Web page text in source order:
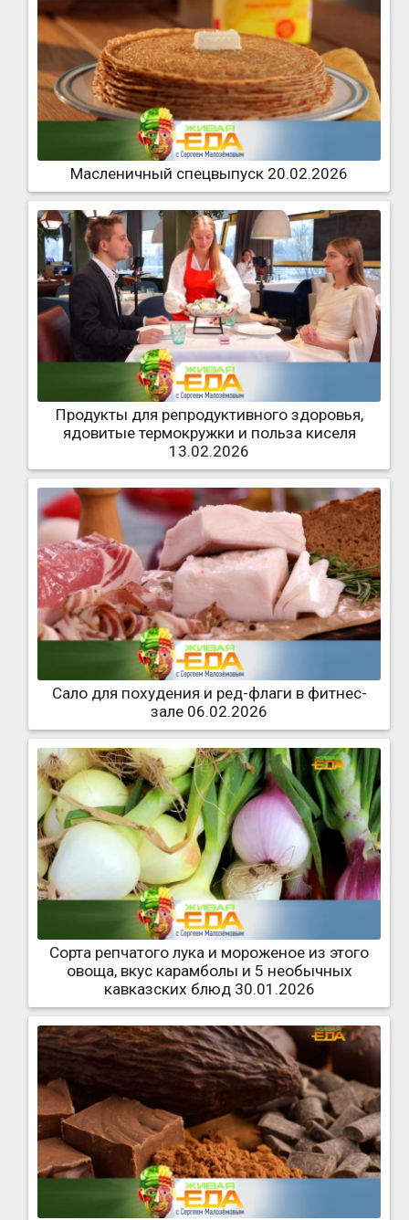
Масленичный спецвыпуск 20.02.2026
Продукты для репродуктивного здоровья,
ядовитые термокружки и польза киселя
13.02.2026
Сало для похудения и ред-флаги в фитнес-
зале 06.02.2026
Сорта репчатого лука и мороженое из этого
овоща, вкус карамболы и 5 необычных
кавказских блюд 30.01.2026